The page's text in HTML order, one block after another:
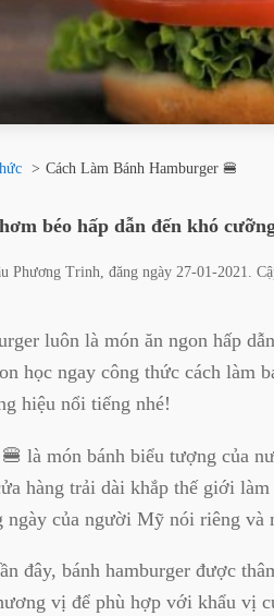
Cách Làm Bánh Hamburger 🍔
béo hấp dẫn đến khó
Phương Trinh, đăng ngày 27-01-2021.
luôn là món ăn ngon hấp
học ngay công thức cách làm
hiệu nổi tiếng nhé!
là món bánh biểu tượng của
hàng trải dài khắp thế giới
ngày của người Mỹ nói riêng và
đây, bánh hamburger được
vị để phù hợp với khẩu vị